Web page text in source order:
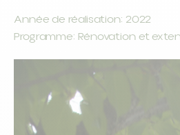
Année de réalisation: 2022
Programme: Rénovation et